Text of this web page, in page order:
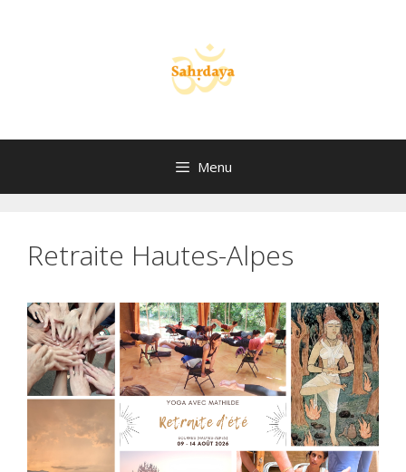
Menu
Retraite Hautes-Alpes